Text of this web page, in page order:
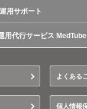
用サポート
用代行サービス MedTube
よくある
個人情報